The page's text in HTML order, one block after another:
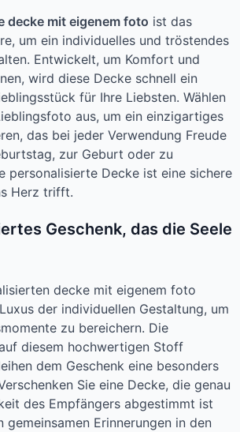
decke mit eigenem foto ist das
um ein individuelles und tröstendes
Entwickelt, um Komfort und
wird diese Decke schnell ein
für Ihre Liebsten. Wählen
aus, um ein einzigartiges
das bei jeder Verwendung Freude
zur Geburt oder zu
personalisierte Decke ist eine sichere
Herz trifft.
Geschenk, das die Seele
decke mit eigenem foto
der individuellen Gestaltung, um
zu bereichern. Die
diesem hochwertigen Stoff
dem Geschenk eine besonders
Sie eine Decke, die genau
des Empfängers abgestimmt ist
gemeinsamen Erinnerungen in den